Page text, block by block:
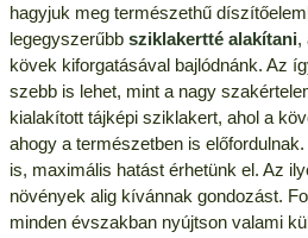
hagyjuk meg természethű
legegyszerűbb sziklakertté alakítani,
kövek kiforgatásával bajlódnánk. Az
szebb is lehet, mint a nagy
kialakított tájképi sziklakert, ahol a
ahogy a természetben is
is, maximális hatást érhetünk el. Az
növények alig kívánnak gondozást.
minden évszakban nyújtson valami